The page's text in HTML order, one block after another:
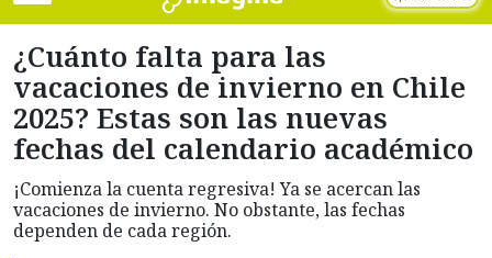
¿Cuánto falta para las
vacaciones de invierno en Chile
2025? Estas son las nuevas
fechas del calendario académico
¡Comienza la cuenta regresiva! Ya se acercan las
vacaciones de invierno. No obstante, las fechas
dependen de cada región.